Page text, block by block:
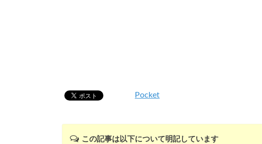
Pocket
この記事は以下について明記しています